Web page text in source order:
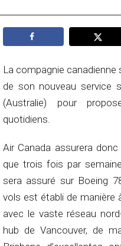
La compagnie
de son nouveau service
(Australie) pour
quotidiens.
Air Canada assurera
que trois fois par
sera assuré sur Boeing
vols est établi de manière
avec le vaste réseau
hub de Vancouver, de